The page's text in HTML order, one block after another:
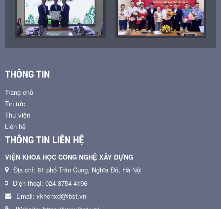
THÔNG TIN
Trang chủ
Tin tức
Thư viện
Liên hệ
THÔNG TIN LIÊN HỆ
VIỆN KHOA HỌC CÔNG NGHỆ XÂY DỰNG
Địa chỉ: 81 phố Trần Cung, Nghĩa Đô, Hà Nội
Điện thoại: 024 3754 4196
Email: vkhcnxd@ibst.vn